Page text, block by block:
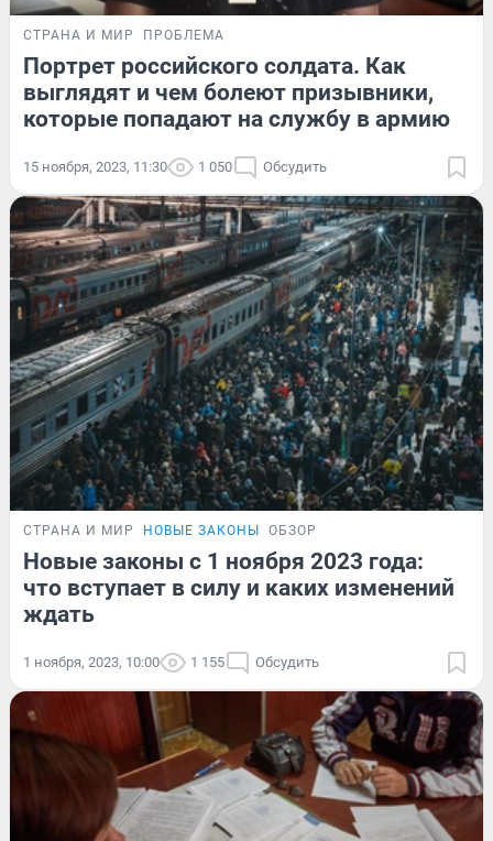
СТРАНА И МИР ПРОБЛЕМА
Портрет российского солдата. Как
выглядят и чем болеют призывники,
которые попадают на службу в армию
15 ноября, 2023, 11:30 1 050 Обсудить
СТРАНА И МИР НОВЫЕ ЗАКОНЫ ОБЗОР
Новые законы с 1 ноября 2023 года:
что вступает в силу и каких изменений
ждать
1 ноября, 2023, 10:00 1 155 Обсудить